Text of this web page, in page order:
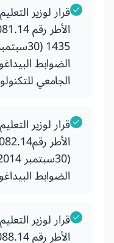
قرار لوزير
الضوابط
الجامعي
قرار لوزير
الضوابط
قرار لوزير